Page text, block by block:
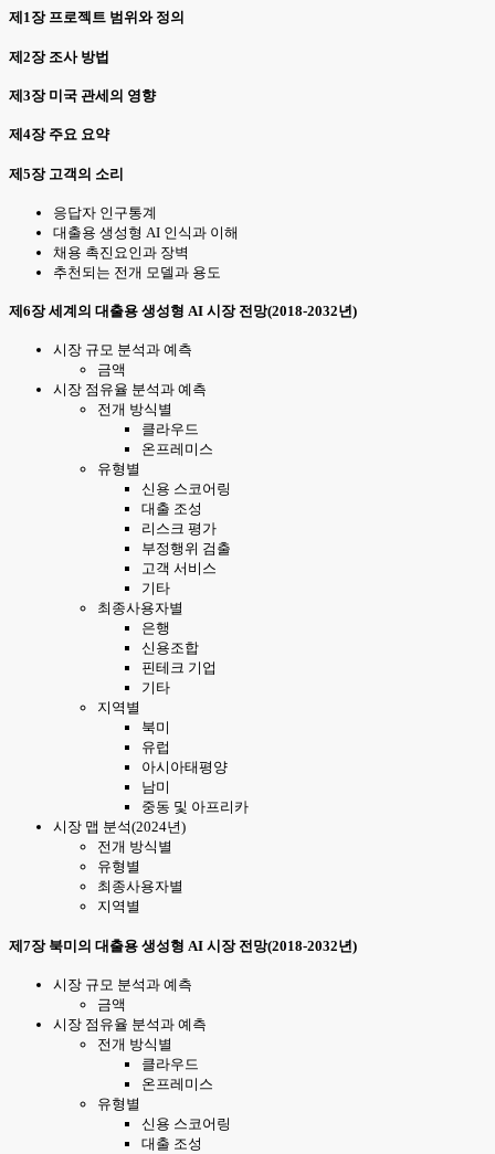
제1장 프로젝트 범위와 정의
제2장 조사 방법
제3장 미국 관세의 영향
제4장 주요 요약
제5장 고객의 소리
응답자 인구통계
대출용 생성형 AI 인식과 이해
채용 촉진요인과 장벽
추천되는 전개 모델과 용도
제6장 세계의 대출용 생성형 AI 시장 전망(2018-2032년)
시장 규모 분석과 예측
금액
시장 점유율 분석과 예측
전개 방식별
클라우드
온프레미스
유형별
신용 스코어링
대출 조성
리스크 평가
부정행위 검출
고객 서비스
기타
최종사용자별
은행
신용조합
핀테크 기업
기타
지역별
북미
유럽
아시아태평양
남미
중동 및 아프리카
시장 맵 분석(2024년)
전개 방식별
유형별
최종사용자별
지역별
제7장 북미의 대출용 생성형 AI 시장 전망(2018-2032년)
시장 규모 분석과 예측
금액
시장 점유율 분석과 예측
전개 방식별
클라우드
온프레미스
유형별
신용 스코어링
대출 조성